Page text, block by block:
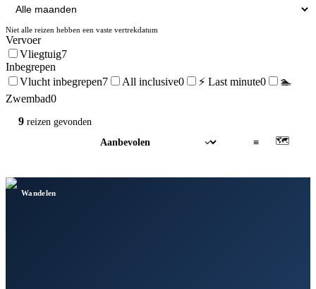
Niet alle reizen hebben een vaste vertrekdatum
Vervoer
Vliegtuig7
Inbegrepen
Vlucht inbegrepen7 All inclusive0 ⚡ Last minute0
🏊
Zwembad0
9 reizen gevonden
≡ 🗺
Wandelen